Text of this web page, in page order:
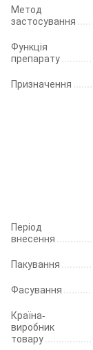
Метод
застосування
Функція
препарату
Призначення
Період
внесення
Пакування
Фасування
Країна-
виробник
товару